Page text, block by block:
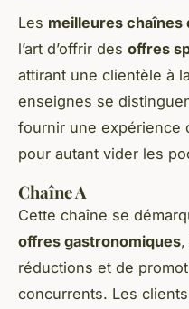
Les meilleures chaînes
l’art d’offrir des offres
attirant une clientèle à
enseignes se
fournir une expérience
pour autant vider les
Chaîne A
Cette chaîne se
offres gastronomiques
réductions et de
concurrents. Les